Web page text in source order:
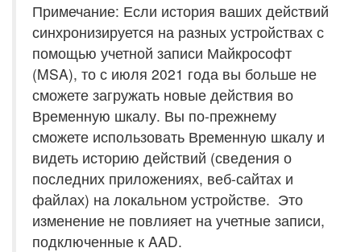
Примечание: Если история ваших действий
синхронизируется на разных устройствах с
помощью учетной записи Майкрософт
(MSA), то с июля 2021 года вы больше не
сможете загружать новые действия во
Временную шкалу. Вы по-прежнему
сможете использовать Временную шкалу и
видеть историю действий (сведения о
последних приложениях, веб-сайтах и
файлах) на локальном устройстве. Это
изменение не повлияет на учетные записи,
подключенные к AAD.